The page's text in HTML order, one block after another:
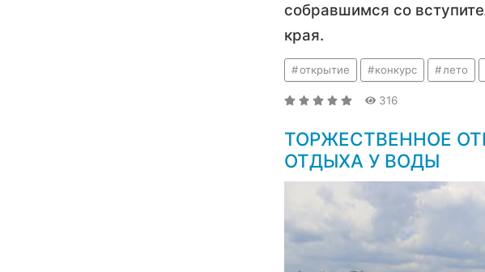
собравшимся со
края.
открытие конкурс лето
316
ТОРЖЕСТВЕННОЕ
ОТДЫХА У ВОДЫ